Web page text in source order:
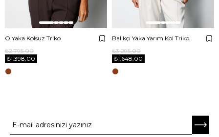
O Yaka Kolsuz Triko
₺1.398,00
₺2.795,00
Balıkçı Yaka Yarım Kol Triko
₺1.648,00
₺3.295,00